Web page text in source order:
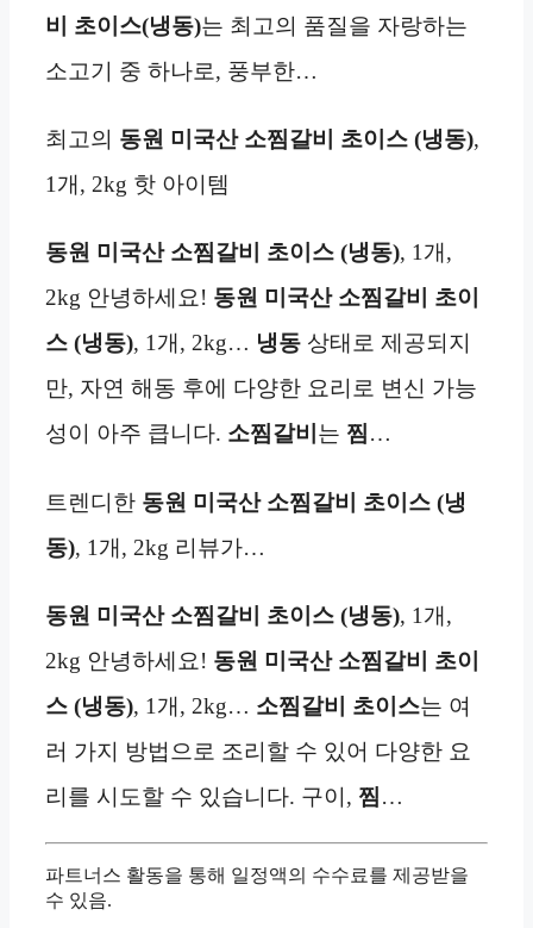
비 초이스(냉동)는 최고의 품질을 자랑하는
소고기 중 하나로, 풍부한…
최고의 동원 미국산 소찜갈비 초이스 (냉동),
1개, 2kg 핫 아이템
동원 미국산 소찜갈비 초이스 (냉동), 1개,
2kg 안녕하세요! 동원 미국산 소찜갈비 초이
스 (냉동), 1개, 2kg… 냉동 상태로 제공되지
만, 자연 해동 후에 다양한 요리로 변신 가능
성이 아주 큽니다. 소찜갈비 는 찜…
트렌디한 동원 미국산 소찜갈비 초이스 (냉
동), 1개, 2kg 리뷰가…
동원 미국산 소찜갈비 초이스 (냉동), 1개,
2kg 안녕하세요! 동원 미국산 소찜갈비 초이
스 (냉동), 1개, 2kg… 소찜갈비 초이스는 여
러 가지 방법으로 조리할 수 있어 다양한 요
리를 시도할 수 있습니다. 구이, 찜…
파트너스 활동을 통해 일정액의 수수료를 제공받을
수 있음.